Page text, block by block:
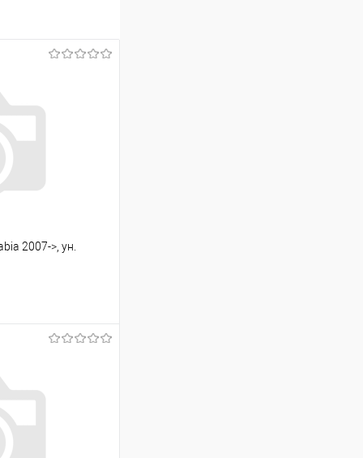
2007->, ун.
Сравнение
Под заказ